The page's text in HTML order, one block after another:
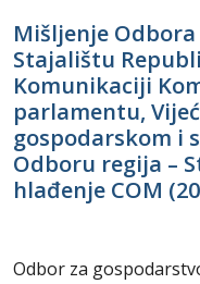
Mišljenje
Stajalištu
Komunikaciji
parlamentu,
gospodarskom i
Odboru regija –
hlađenje COM
Odbor za